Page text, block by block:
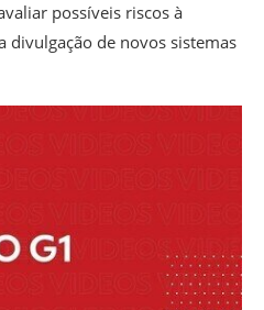
possíveis riscos à
divulgação de novos sistemas